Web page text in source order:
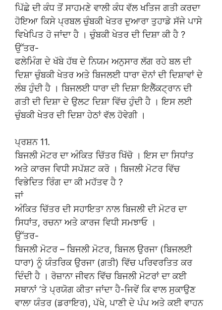
ਪਿੱਛੇ ਦੀ ਕੰਧ ਤੋਂ ਸਾਹਮਣੇ ਵਾਲੀ ਕੰਧ ਵੱਲ ਖਤਿਜ ਗਤੀ ਕਰਦਾ
ਹੋਇਆ ਕਿਸੇ ਪ੍ਰਬਲ ਚੁੰਬਕੀ ਖੇਤਰ ਦੁਆਰਾ ਤੁਹਾਡੇ ਸੱਜੇ ਪਾਸੇ
ਵਿਖੇਪਿਤ ਹੋ ਜਾਂਦਾ ਹੈ । ਚੁੰਬਕੀ ਖੇਤਰ ਦੀ ਦਿਸ਼ਾ ਕੀ ਹੈ ?
ਉੱਤਰ-
ਫਲੇਮਿੰਗ ਦੇ ਖੱਬੇ ਹੱਥ ਦੇ ਨਿਯਮ ਅਨੁਸਾਰ ਲੱਗ ਰਹੇ ਬਲ ਦੀ
ਦਿਸ਼ਾ ਚੁੰਬਕੀ ਖੇਤਰ ਅਤੇ ਬਿਜਲਈ ਧਾਰਾ ਦੋਨਾਂ ਦੀ ਦਿਸ਼ਾਵਾਂ ਦੇ
ਲੰਬ ਹੁੰਦੀ ਹੈ । ਬਿਜਲਈ ਧਾਰਾ ਦੀ ਦਿਸ਼ਾ ਇਲੈੱਕਟ੍ਰਾਨ ਦੀ
ਗਤੀ ਦੀ ਦਿਸ਼ਾ ਦੇ ਉਲਟ ਦਿਸ਼ਾ ਵਿੱਚ ਹੁੰਦੀ ਹੈ । ਇਸ ਲਈ
ਚੁੰਬਕੀ ਖੇਤਰ ਦੀ ਦਿਸ਼ਾ ਹੇਠਾਂ ਵੱਲ ਹੋਵੇਗੀ ।
ਪ੍ਰਸ਼ਨ 11.
ਬਿਜਲੀ ਮੋਟਰ ਦਾ ਅੰਕਿਤ ਚਿੱਤਰ ਖਿੱਚੋ । ਇਸ ਦਾ ਸਿਧਾਂਤ
ਅਤੇ ਕਾਰਜ ਵਿਧੀ ਸਪੱਸ਼ਟ ਕਰੋ । ਬਿਜਲੀ ਮੋਟਰ ਵਿੱਚ
ਵਿਭੇਦਿਤ ਰਿੰਗ ਦਾ ਕੀ ਮਹੱਤਵ ਹੈ ?
ਜਾਂ
ਅੰਕਿਤ ਚਿੱਤਰ ਦੀ ਸਹਾਇਤਾ ਨਾਲ ਬਿਜਲੀ ਦੀ ਮੋਟਰ ਦਾ
ਸਿਧਾਂਤ, ਰਚਨਾ ਅਤੇ ਕਾਰਜ ਵਿਧੀ ਸਮਝਾਓ ।
ਉੱਤਰ-
ਬਿਜਲੀ ਮੋਟਰ – ਬਿਜਲੀ ਮੋਟਰ, ਬਿਜਲ ਉਰਜਾ (ਬਿਜਲਈ
ਧਾਰਾ) ਨੂੰ ਯੰਤਰਿਕ ਉਰਜਾ (ਗਤੀ) ਵਿੱਚ ਪਰਿਵਰਤਿਤ ਕਰ
ਦਿੰਦੀ ਹੈ । ਰੋਜ਼ਾਨਾ ਜੀਵਨ ਵਿੱਚ ਬਿਜਲੀ ਮੋਟਰਾਂ ਦਾ ਕਈ
ਸਥਾਨਾਂ ‘ਤੇ ਪ੍ਰਯੋਗ ਕੀਤਾ ਜਾਂਦਾ ਹੈ-ਜਿਵੇਂ ਕਿ ਵਾਲ ਸੁਕਾਉਣ
ਵਾਲਾ ਯੰਤਰ (ਡਰਾਇਰ), ਪੱਖੇ, ਪਾਣੀ ਦੇ ਪੰਪ ਅਤੇ ਕਈ ਵਾਹਨ